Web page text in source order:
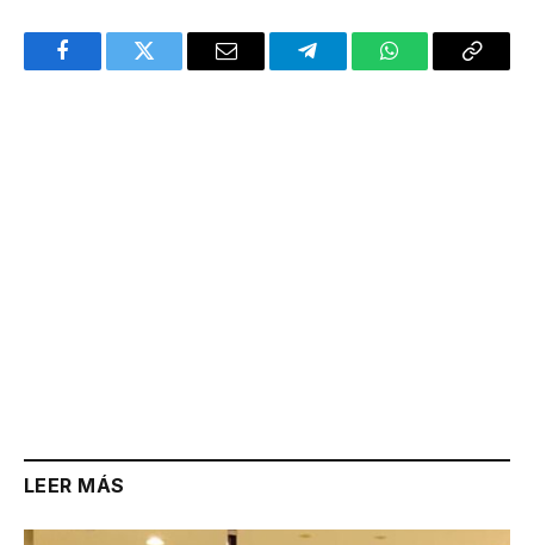
FacebookTwitter Email TelegramWhatsAppCopy
LEER MÁS